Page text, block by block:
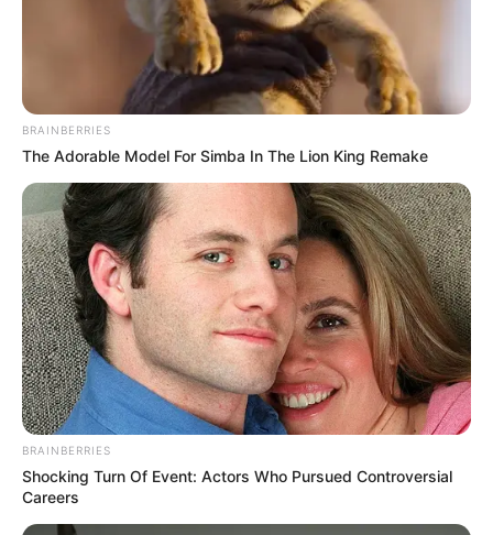
Betätigung suchen, dann sind Sie in diesem
Freizeitbad in Ahrensburg genau richtig. Wellenbad,
Saunaanlage, Karibischer Wintergarten und vieles
mehr bieten hier Spiel und Spaß für die ganze
Familie. Informationen unter
Garten der Schmetterlinge - Im Ortsteil Friedrichsruh
der Gemeinde Aumühle fliegen schon seit 1985 die
Schmetterlinge der Fürstin Elisabeth von Bismarck.
Doch der Park hat noch weitere Attraktionen, zu
denen der singende Wassergarten, das
Bambushaus und das Haus der Bäume gehören.
Informationen unterwww.garten-der-schmetterlinge.
de.
Schnurstracks Kletterpark im Sachsenwald - Nicht
weit vom Garten der Schmetterlinge bei Aumühle
entfernt gibt es zudem einen Hochseilgarten mit
Parcours in unterschiedlicher Höhe und mit
unterschiedlichen Schwierigkeitsgraden.
BRAINBERRIES
The Adorable Model For Simba In The Lion King Remake
BRAINBERRIES
Shocking Turn Of Event: Actors Who Pursued Controversial
Careers